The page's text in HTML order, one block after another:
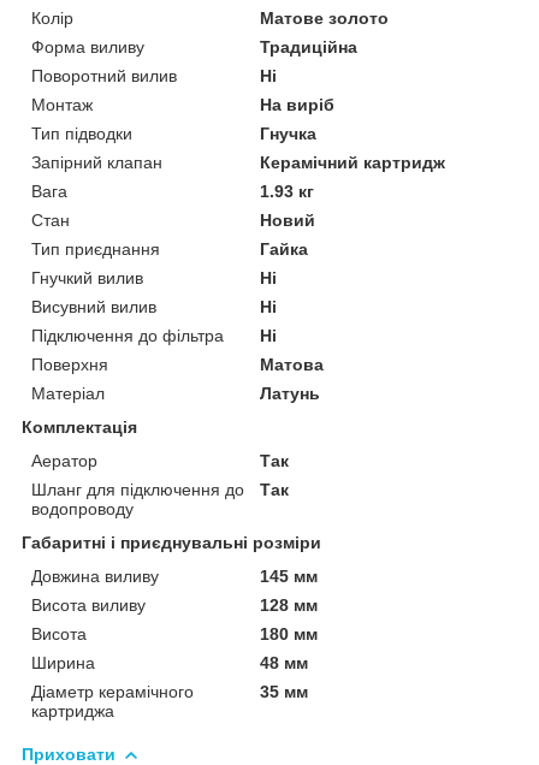
Колір
Матове золото
Форма виливу
Традиційна
Поворотний вилив
Ні
Монтаж
На виріб
Тип підводки
Гнучка
Запірний клапан
Керамічний картридж
Вага
1.93 кг
Стан
Новий
Тип приєднання
Гайка
Гнучкий вилив
Ні
Висувний вилив
Ні
Підключення до фільтра
Ні
Поверхня
Матова
Матеріал
Латунь
Комплектація
Аератор
Так
Шланг для підключення до
водопроводу
Так
Габаритні і приєднувальні розміри
Довжина виливу
145 мм
Висота виливу
128 мм
Висота
180 мм
Ширина
48 мм
Діаметр керамічного
картриджа
35 мм
Приховати